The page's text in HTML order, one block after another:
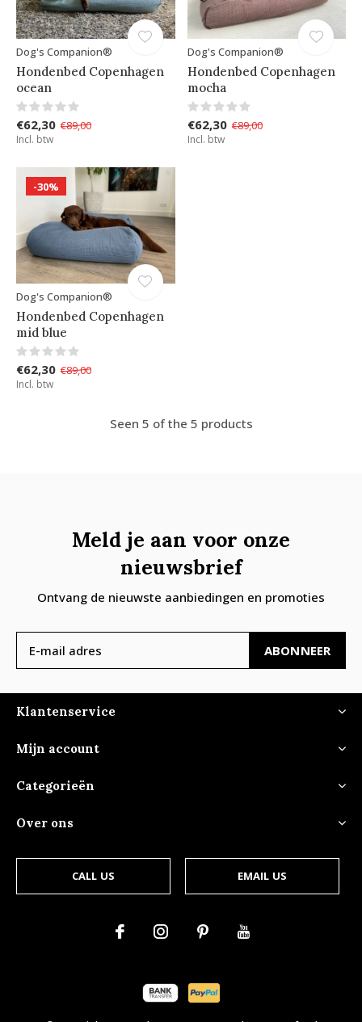
Dog's Companion®
Hondenbed Copenhagen
ocean
€62,30 €89,00
Incl. btw
Dog's Companion®
Hondenbed Copenhagen
mocha
€62,30 €89,00
Incl. btw
-30%
Dog's Companion®
Hondenbed Copenhagen
mid blue
€62,30 €89,00
Incl. btw
Seen 5 of the 5 products
Meld je aan voor onze
nieuwsbrief
Ontvang de nieuwste aanbiedingen en promoties
ABONNEER
Klantenservice
Mijn account
Categorieën
Over ons
CALL US EMAIL US